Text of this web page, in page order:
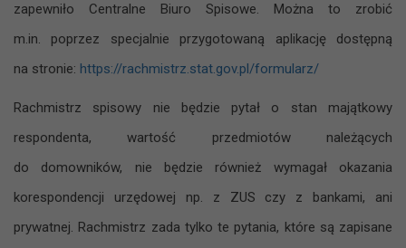
zapewniło Centralne Biuro Spisowe. Można to zrobić
m.in. poprzez specjalnie przygotowaną aplikację dostępną
na stronie: https://rachmistrz.stat.gov.pl/formularz/
Rachmistrz spisowy nie będzie pytał o stan majątkowy
respondenta, wartość przedmiotów należących
do domowników, nie będzie również wymagał okazania
korespondencji urzędowej np. z ZUS czy z bankami, ani
prywatnej. Rachmistrz zada tylko te pytania, które są zapisane